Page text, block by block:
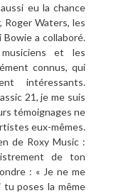
eu la chance
Roger Waters, les
a collaboré.
et les
connus, qui
intéressants.
21, je me suis
témoignages ne
eux-mêmes.
de Roxy Music :
de ton
: « Je ne me
tu poses la même